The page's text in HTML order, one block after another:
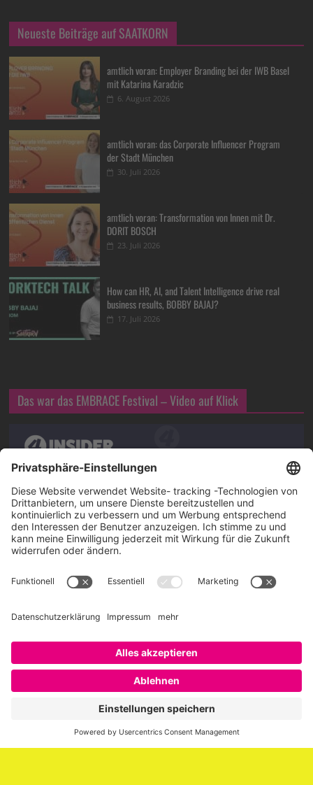
Neueste Beiträge auf SAATKORN
amtlich voran: Employer Branding bei der IWB Basel
mit Katarina Karadzic
6. August 2026
amtlich voran: das Corporate Influencer Program
der Stadt München
30. Juli 2026
amtlich voran: Transformation von Innen mit Dr.
DORIT BOSCH
23. Juli 2026
How can HR, AI, and Talent Intelligence drive real
business results, BOBBY BAJAJ?
17. Juli 2026
Das war das EMBRACE Festival – Video auf Klick
Über SAATKORN
SAATKORN ist der Blog von Gero Hesse. Seit 2009 schreibt
er über die Themen Employer Branding,